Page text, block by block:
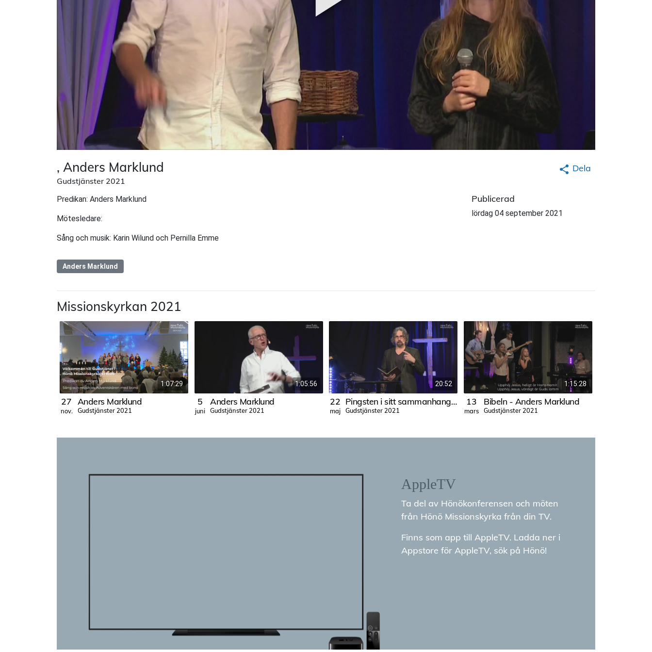
Dela
, Anders Marklund
Gudstjänster 2021
Predikan: Anders Marklund
Mötesledare:
Sång och musik: Karin Wilund och Pernilla Emme
Anders Marklund
Publicerad
lördag 04 september 2021
Missionskyrkan 2021
1:07:29
27
nov.
Anders Marklund
Gudstjänster 2021
1:05:56
5
juni
Anders Marklund
Gudstjänster 2021
20:52
22
maj
Pingsten i sitt sammanhang - Gunnar Samuelsson
Gudstjänster 2021
1:15:28
13
mars
Bibeln - Anders Marklund
Gudstjänster 2021
AppleTV
Ta del av Hönökonferensen och möten
från Hönö Missionskyrka från din TV.
Finns som app till AppleTV. Ladda ner i
Appstore för AppleTV, sök på Hönö!